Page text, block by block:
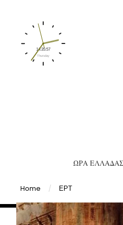
ΩΡΑ
Home / ΕΡΤ